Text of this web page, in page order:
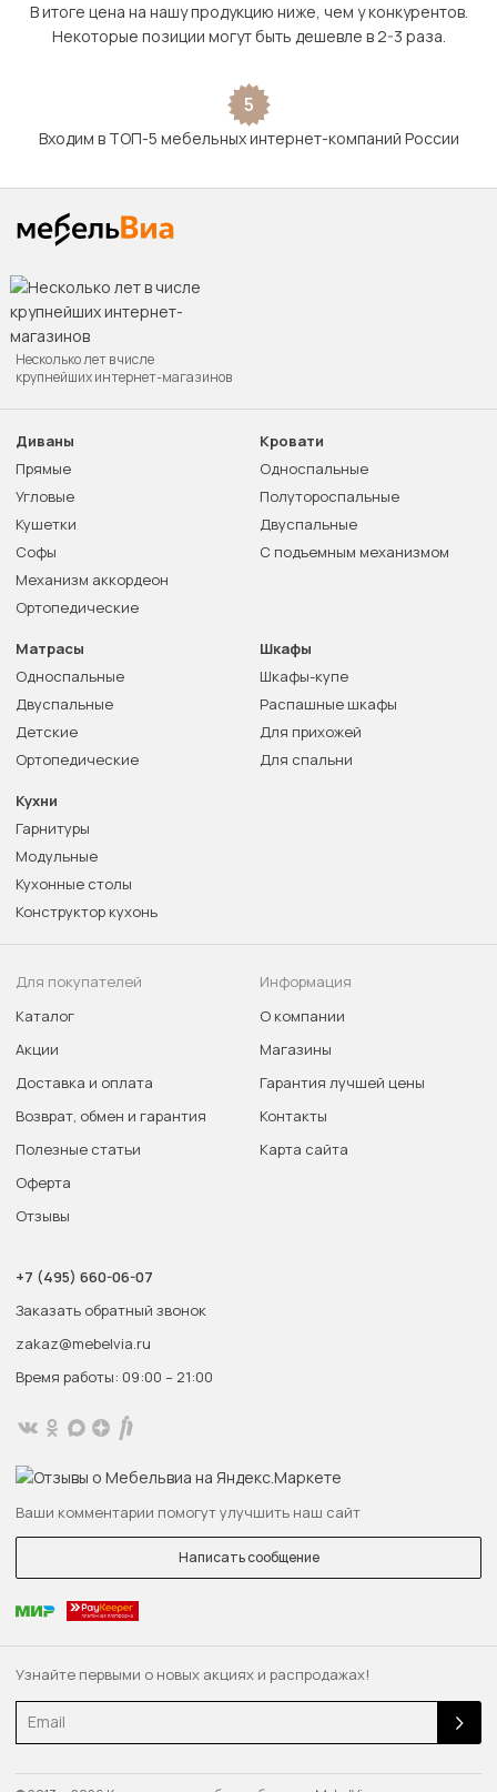
В итоге цена на нашу продукцию ниже, чем у конкурентов.
Некоторые позиции могут быть дешевле в 2-3 раза.
5
Входим в ТОП-5 мебельных интернет-компаний России
Узнайте первыми о новых акциях и распродажах!
Email
Несколько лет в числе
крупнейших интернет-магазинов
Диваны
Прямые
Угловые
Кушетки
Софы
Механизм аккордеон
Ортопедические
Кровати
Односпальные
Полутороспальные
Двуспальные
С подъемным механизмом
Матрасы
Односпальные
Двуспальные
Детские
Ортопедические
Шкафы
Шкафы-купе
Распашные шкафы
Для прихожей
Для спальни
Кухни
Гарнитуры
Модульные
Кухонные столы
Конструктор кухонь
Для покупателей
Каталог
Акции
Доставка и оплата
Возврат, обмен и гарантия
Полезные статьи
Оферта
Отзывы
Информация
О компании
Магазины
Гарантия лучшей цены
Контакты
Карта сайта
+7 (495) 660-06-07
Заказать обратный звонок
zakaz@mebelvia.ru
Время работы: 09:00 – 21:00
Ваши комментарии помогут улучшить наш сайт
Написать сообщение